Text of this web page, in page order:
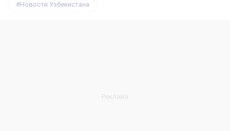
Новости Узбекистана